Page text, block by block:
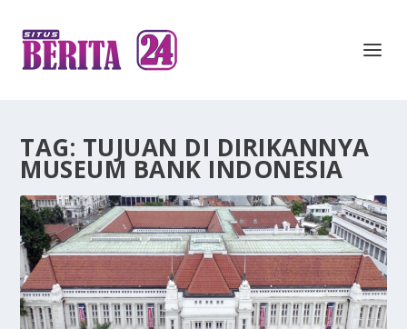
TAG: TUJUAN DI DIRIKANNYA
MUSEUM BANK INDONESIA